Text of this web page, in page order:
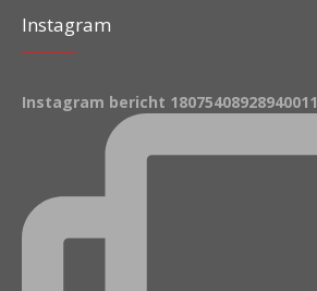
Instagram
Instagram bericht 18075408928940011